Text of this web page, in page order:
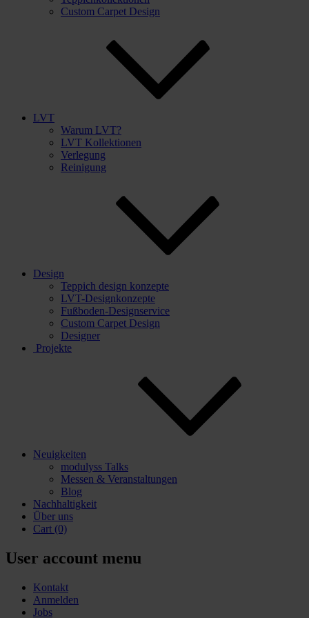
Custom Carpet Design
LVT
Warum LVT?
LVT Kollektionen
Verlegung
Reinigung
Design
Teppich design konzepte
LVT-Designkonzepte
Fußboden-Designservice
Custom Carpet Design
Designer
Projekte
Neuigkeiten
modulyss Talks
Messen & Veranstaltungen
Blog
Nachhaltigkeit
Über uns
Cart (0)
User account menu
Kontakt
Anmelden
Jobs